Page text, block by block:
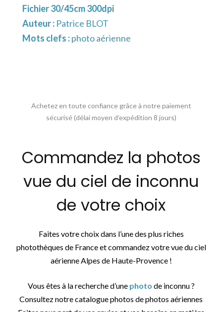
Fichier 30/45cm 300dpi
Auteur : Patrice BLOT
Mots clefs :photo aérienne
Achetez en toute confiance grâce à notre paiement
sécurisé (délai moyen d’expédition 8 jours)
Commandez la photos
vue du ciel de inconnu
de votre choix
Faites votre choix dans l’une des plus riches
photothèques de France et commandez votre vue du ciel
aérienne Alpes de Haute-Provence !
Vous êtes à la recherche d’une photo de inconnu ?
Consultez notre catalogue photos de photos aériennes